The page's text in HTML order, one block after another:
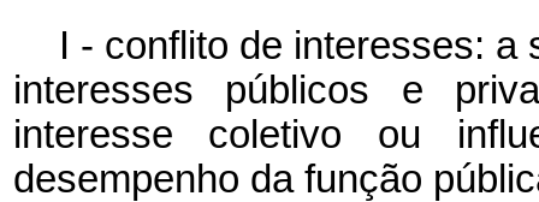
I - conflito de interesses: a
interesses públicos e
interesse coletivo ou
desempenho da função